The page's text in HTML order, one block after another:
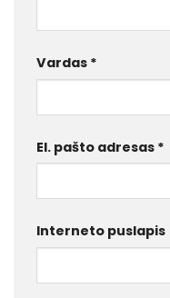
Vardas *
El. pašto adresas *
Interneto puslapis